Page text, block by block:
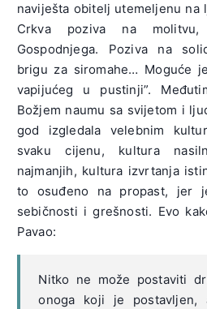
naviješta obitelj utemeljenu na
Crkva poziva na
Gospodnjega. Poziva na
brigu za siromahe… Moguće
vapijućeg u pustinji”.
Božjem naumu sa svijetom i
god izgledala velebnim
svaku cijenu, kultura
najmanjih, kultura izvrtanja
to osuđeno na propast, jer
sebičnosti i grešnosti. Evo
Pavao:
Nitko ne može postaviti
onoga koji je